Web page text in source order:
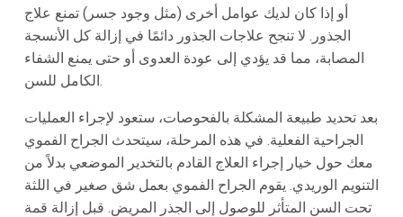
أو إذا كان لديك عوامل أخرى (مثل وجود جسر) تمنع علاج
الجذور. لا تنجح علاجات الجذور دائمًا في إزالة كل الأنسجة
المصابة، مما قد يؤدي إلى عودة العدوى أو حتى يمنع الشفاء
الكامل للسن.
بعد تحديد طبيعة المشكلة بالفحوصات، ستعود لإجراء العمليات
الجراحية الفعلية. في هذه المرحلة، سيتحدث الجراح الفموي
معك حول خيار إجراء العلاج القادم بالتخدير الموضعي بدلاً من
التنويم الوريدي. يقوم الجراح الفموي بعمل شق صغير في اللثة
تحت السن المتأثر للوصول إلى الجذر المريض. قبل إزالة قمة